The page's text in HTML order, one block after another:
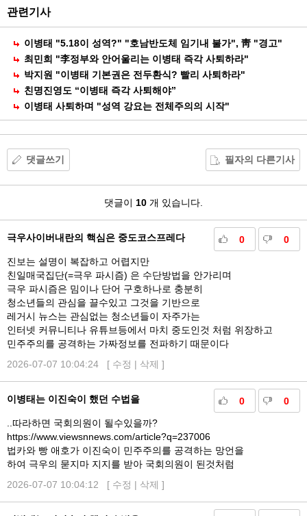
공
유
관련기사
이병태 "5.18이 성역?" "호남반도체 임기내 불가", 靑 "경고"
최민희 "李정부와 안어울리는 이병태 즉각 사퇴하라"
박지원 "이병태 기본권은 전두환식? 빨리 사퇴하라"
친명진영도 “이병태 즉각 사퇴해야”
이병태 사퇴하며 "성역 강요는 전체주의의 시작"
댓글쓰기 필자의 다른기사
글
댓글이 10 개 있습니다.
0 0
극우사이버내란의 핵심은 중도코스프레다
진보는 설명이 복잡하고 어렵지만
친일매국집단(=극우 파시즘) 은 수단방법을 안가리며
극우 파시즘은 밈이나 단어 구호하나로 충분히
청소년들의 관심을 끌수있고 그것을 기반으로
레거시 뉴스는 관심없는 청소년들이 자주가는
인터넷 커뮤니티나 유튜브등에서 마치 중도인것 처럼 위장하고
민주주의를 공격하는 가짜정보를 전파하기 때문이다
2026-07-07 10:04:24 [ 수정 | 삭제 ]
0 0
이병태는 이진숙이 했던 수법을
..따라하면 국회의원이 될수있을까?
https://www.viewsnnews.com/article?q=237006
법카와 빵 애호가 이진숙이 민주주의를 공격하는 망언을
하여 극우의 묻지마 지지를 받아 국회의원이 된것처럼
2026-07-07 10:04:12 [ 수정 | 삭제 ]